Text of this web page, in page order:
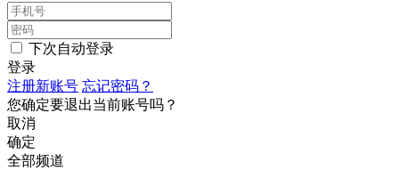
下次自动登录
登录
注册新账号 忘记密码？
您确定要退出当前账号吗？
取消
确定
全部频道